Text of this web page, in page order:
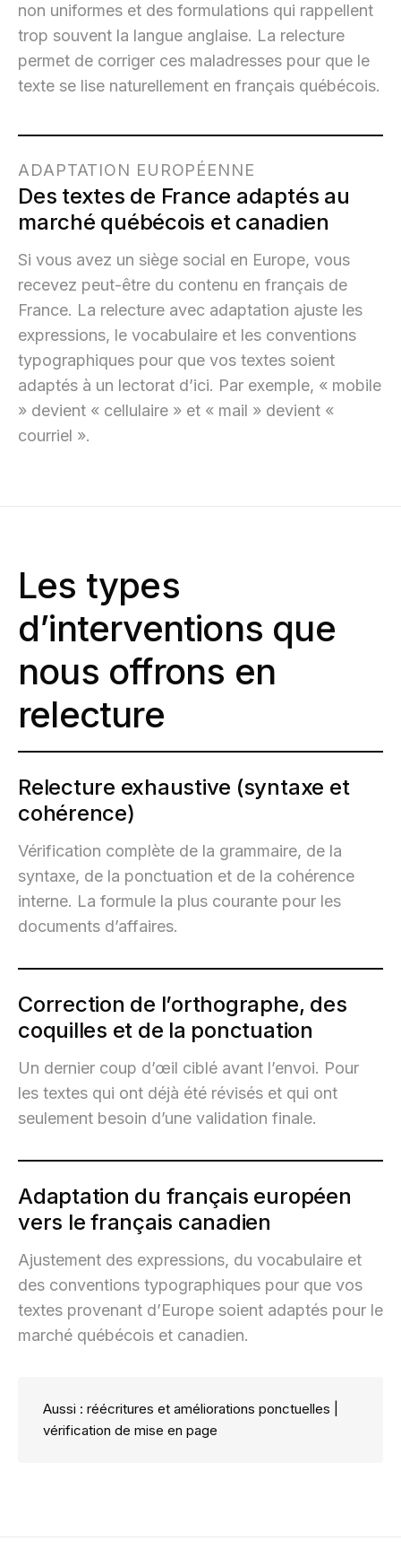
non uniformes et des formulations qui rappellent
trop souvent la langue anglaise. La relecture
permet de corriger ces maladresses pour que le
texte se lise naturellement en français québécois.
ADAPTATION EUROPÉENNE
Des textes de France adaptés au
marché québécois et canadien
Si vous avez un siège social en Europe, vous
recevez peut-être du contenu en français de
France. La relecture avec adaptation ajuste les
expressions, le vocabulaire et les conventions
typographiques pour que vos textes soient
adaptés à un lectorat d’ici. Par exemple, « mobile
» devient « cellulaire » et « mail » devient «
courriel ».
Les types
d’interventions que
nous offrons en
relecture
Relecture exhaustive (syntaxe et
cohérence)
Vérification complète de la grammaire, de la
syntaxe, de la ponctuation et de la cohérence
interne. La formule la plus courante pour les
documents d’affaires.
Correction de l’orthographe, des
coquilles et de la ponctuation
Un dernier coup d’œil ciblé avant l’envoi. Pour
les textes qui ont déjà été révisés et qui ont
seulement besoin d’une validation finale.
Adaptation du français européen
vers le français canadien
Ajustement des expressions, du vocabulaire et
des conventions typographiques pour que vos
textes provenant d’Europe soient adaptés pour le
marché québécois et canadien.
Aussi : réécritures et améliorations ponctuelles |
vérification de mise en page